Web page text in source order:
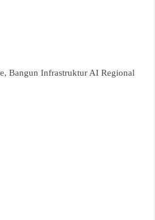
Bangun Infrastruktur AI Regional